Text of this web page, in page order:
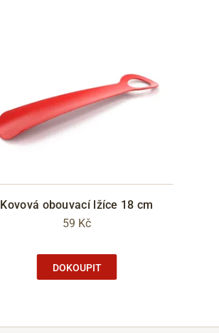
Kovová obouvací lžíce 18 cm
59 Kč
DOKOUPIT